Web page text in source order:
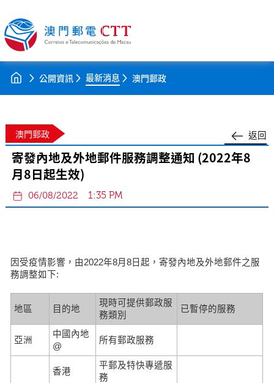
公開資訊 最新消息 澳門郵政
返回
澳門郵政
寄發內地及外地郵件服務調整通知 (2022年8
月8日起生效)
06/08/2022 1:35 PM
因受疫情影響，由2022年8月8日起，寄發內地及外地郵件之服
務調整如下:
地區 目的地
現時可提供郵政服
務類別
已暫停的服務
亞洲
中國內地
@
所有郵政服務
香港
平郵及特快專遞服
務